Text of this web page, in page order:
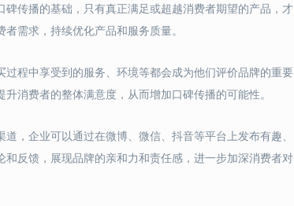
传播的基础，只有真正满足或超越消费者期望的产品，才
需求，持续优化产品和服务质量。
程中享受到的服务、环境等都会成为他们评价品牌的重要
消费者的整体满意度，从而增加口碑传播的可能性。
，企业可以通过在微博、微信、抖音等平台上发布有趣、
反馈，展现品牌的亲和力和责任感，进一步加深消费者对